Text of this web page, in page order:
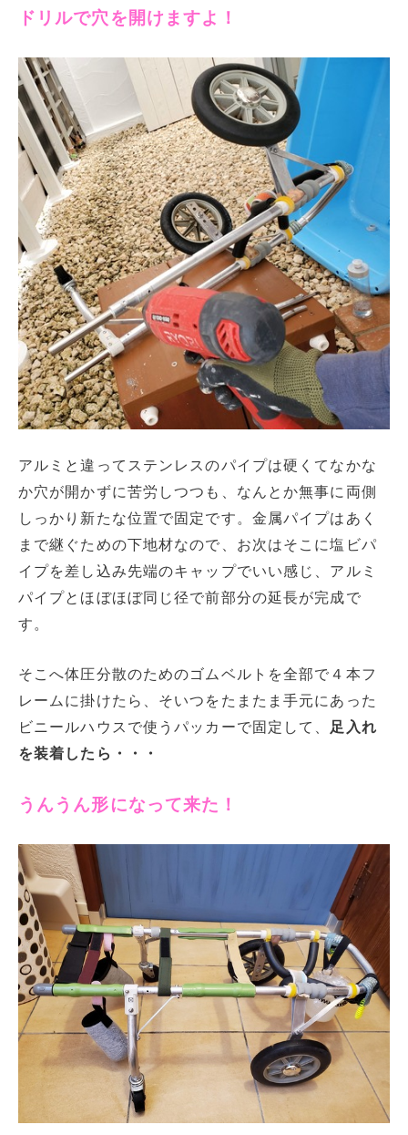
ドリルで穴を開けますよ！
アルミと違ってステンレスのパイプは硬くてなかな
か穴が開かずに苦労しつつも、なんとか無事に両側
しっかり新たな位置で固定です。金属パイプはあく
まで継ぐための下地材なので、お次はそこに塩ビパ
イプを差し込み先端のキャップでいい感じ、アルミ
パイプとほぼほぼ同じ径で前部分の延長が完成で
す。
そこへ体圧分散のためのゴムベルトを全部で４本フ
レームに掛けたら、そいつをたまたま手元にあった
ビニールハウスで使うパッカーで固定して、 足入れ
を装着したら・・・
うんうん形になって来た！